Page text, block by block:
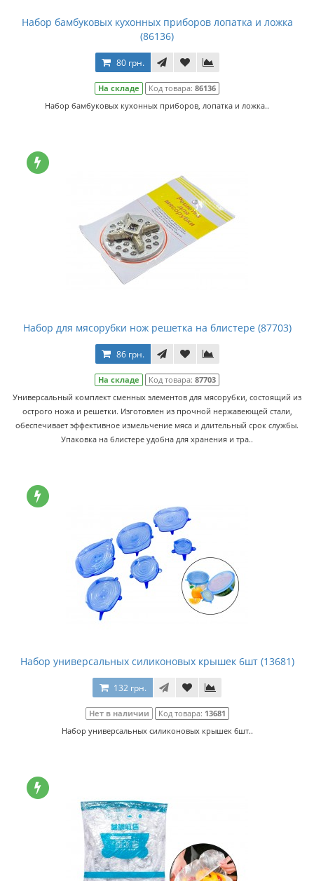
Набор бамбуковых кухонных приборов лопатка и ложка
(86136)
80 грн.
На складе Код товара: 86136
Набор бамбуковых кухонных приборов, лопатка и ложка..
Набор для мясорубки нож решетка на блистере (87703)
86 грн.
На складе Код товара: 87703
Универсальный комплект сменных элементов для мясорубки, состоящий из
острого ножа и решетки. Изготовлен из прочной нержавеющей стали,
обеспечивает эффективное измельчение мяса и длительный срок службы.
Упаковка на блистере удобна для хранения и тра..
Набор универсальных силиконовых крышек 6шт (13681)
132 грн.
Нет в наличии Код товара: 13681
Набор универсальных силиконовых крышек 6шт..